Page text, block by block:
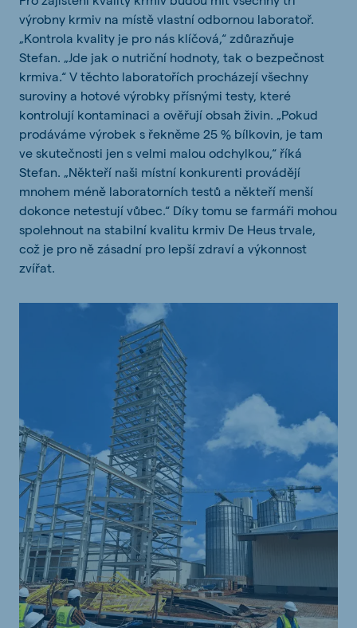
výrobny krmiv na místě vlastní odbornou laboratoř.
„Kontrola kvality je pro nás klíčová,“ zdůrazňuje
Stefan. „Jde jak o nutriční hodnoty, tak o bezpečnost
krmiva.“ V těchto laboratořích procházejí všechny
suroviny a hotové výrobky přísnými testy, které
kontrolují kontaminaci a ověřují obsah živin. „Pokud
prodáváme výrobek s řekněme 25 % bílkovin, je tam
ve skutečnosti jen s velmi malou odchylkou,“ říká
Stefan. „Někteří naši místní konkurenti provádějí
mnohem méně laboratorních testů a někteří menší
dokonce netestují vůbec.“ Díky tomu se farmáři mohou
spolehnout na stabilní kvalitu krmiv De Heus trvale,
což je pro ně zásadní pro lepší zdraví a výkonnost
zvířat.